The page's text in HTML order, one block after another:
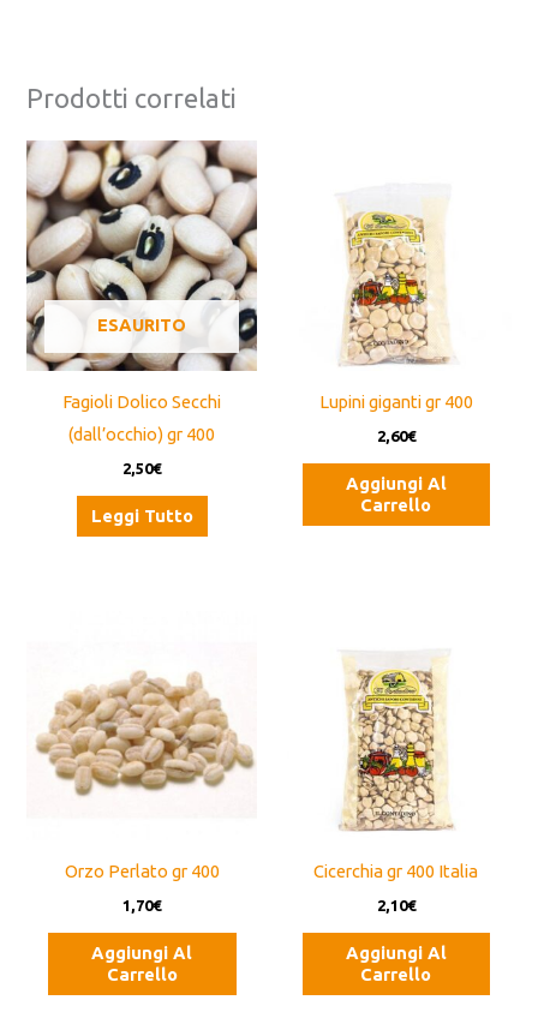
Prodotti correlati
ESAURITO
Fagioli Dolico Secchi
(dall’occhio) gr 400
2,50€
Leggi Tutto
Lupini giganti gr 400
2,60€
Aggiungi Al
Carrello
Orzo Perlato gr 400
1,70€
Aggiungi Al
Carrello
Cicerchia gr 400 Italia
2,10€
Aggiungi Al
Carrello